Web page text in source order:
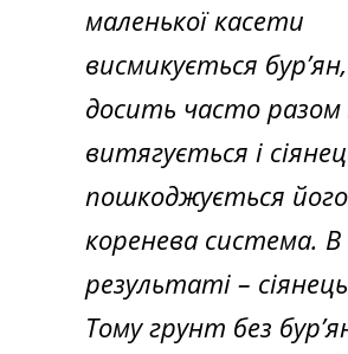
маленької касети
висмикується
досить часто
витягується і
пошкоджується його
коренева система. В
результаті –
Тому грунт без